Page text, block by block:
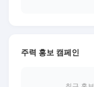
주력 홍보 캠페인